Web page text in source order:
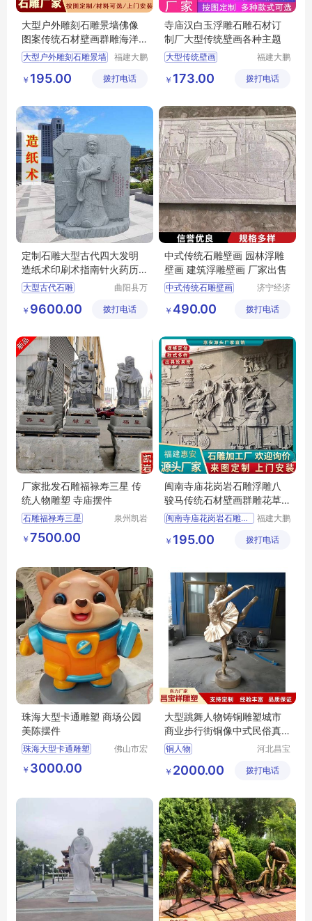
大型户外雕刻石雕景墙佛像
图案传统石材壁画群雕海洋
生物
大型户外雕刻石雕景墙
福建祠堂青石浮雕
福建宗祠青石浮雕
福建大鹏
有限公司
￥ 195.00 拨打电话
寺庙汉白玉浮雕石雕石材订
制厂大型传统壁画各种主题
大型传统壁画
各种主题浮雕图案
惠安寺庙浮雕
福建大鹏
有限公司
￥ 173.00 拨打电话
定制石雕大型古代四大发明
造纸术印刷术指南针火药历
史文化雕塑摆件广场户外景
区校园公园装饰
大型古代石雕
造纸术石雕摆件
曲阳县万
限公司
￥ 9600.00 拨打电话
中式传统石雕壁画 园林浮雕
壁画 建筑浮雕壁画 厂家出售
中式传统石雕壁画
济宁经济
瑞石业有
￥ 490.00 拨打电话
厂家批发石雕福禄寿三星 传
统人物雕塑 寺庙摆件
石雕福禄寿三星
福禄寿三星石雕
泉州凯岩
￥ 7500.00
闽南寺庙花岗岩石雕浮雕八
骏马传统石材壁画群雕花草
图案
闽南寺庙花岗岩石雕浮雕
福建祠堂青石浮雕
福建大鹏
有限公司
￥ 195.00 拨打电话
珠海大型卡通雕塑 商场公园
美陈摆件
珠海大型卡通雕塑
珠海玻璃钢雕塑
大型卡通雕塑
卡通雕塑厂家
佛山市宏
￥ 3000.00
大型跳舞人物铸铜雕塑城市
商业步行街铜像中式民俗真
人艺术品摆件
铜人物
河北昌宝
艺品制造
￥ 2000.00 拨打电话